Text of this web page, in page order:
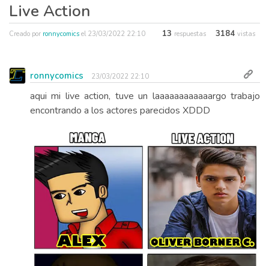
Live Action
Creado por ronnycomics el 23/03/2022 22:10 13 respuestas 3184 vistas
ronnycomics 23/03/2022 22:10
aqui mi live action, tuve un laaaaaaaaaaaargo trabajo
encontrando a los actores parecidos XDDD